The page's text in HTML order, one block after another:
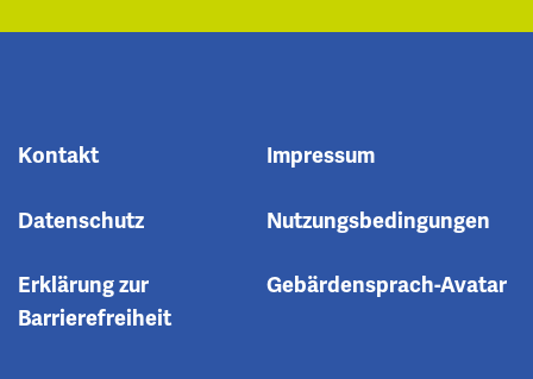
Kontakt Impressum
Datenschutz Nutzungsbedingungen
Erklärung zur
Barrierefreiheit
Gebärdensprach-Avatar